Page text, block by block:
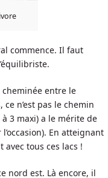
commence. Il faut
entre le
n’est pas le chemin
3 maxi) a le mérite de
En atteignant
avec tous ces lacs !
nord est. Là encore, il